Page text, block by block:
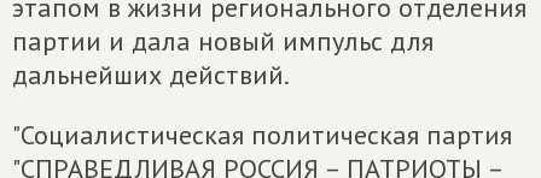
этапом в жизни регионального отделения
партии и дала новый импульс для
дальнейших действий.
"Социалистическая политическая партия
"СПРАВЕДЛИВАЯ РОССИЯ – ПАТРИОТЫ –